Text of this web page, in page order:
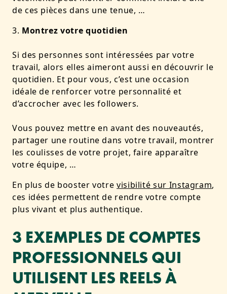
de ces pièces dans une tenue, …
Montrez votre quotidien
Si des personnes sont intéressées par votre
travail, alors elles aimeront aussi en découvrir le
quotidien. Et pour vous, c’est une occasion
idéale de renforcer votre personnalité et
d’accrocher avec les followers.
Vous pouvez mettre en avant des nouveautés,
partager une routine dans votre travail, montrer
les coulisses de votre projet, faire apparaître
votre équipe, …
En plus de booster votre visibilité sur Instagram,
ces idées permettent de rendre votre compte
plusvivant et plus authentique.
3 EXEMPLES DE COMPTES
PROFESSIONNELS QUI
UTILISENT LES REELS À